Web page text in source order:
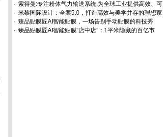
· 索得曼:专注粉体气力输送系统,为全球工业提供高效、可
· 米黎国际设计：全案5.0，打造高效与美学并存的理想家
· 臻品贴膜匠AI智能贴膜，一场告别手动贴膜的科技秀
· 臻品贴膜匠AI智能贴膜“店中店”：1平米隐藏的百亿市